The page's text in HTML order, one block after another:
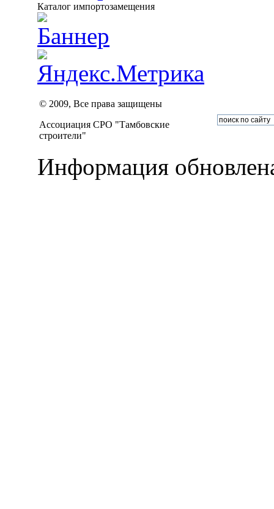
Каталог импортозамещения
© 2009, Все права защищены
Ассоциация СРО "Тамбовские
строители"
Информация